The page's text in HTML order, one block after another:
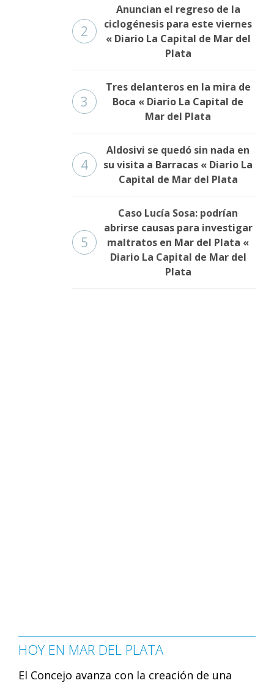
2
Anuncian el regreso de la
ciclogénesis para este viernes
« Diario La Capital de Mar del
Plata
3
Tres delanteros en la mira de
Boca « Diario La Capital de
Mar del Plata
4
Aldosivi se quedó sin nada en
su visita a Barracas « Diario La
Capital de Mar del Plata
5
Caso Lucía Sosa: podrían
abrirse causas para investigar
maltratos en Mar del Plata «
Diario La Capital de Mar del
Plata
HOY EN MAR DEL PLATA
El Concejo avanza con la creación de una